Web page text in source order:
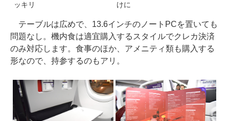
ッキリ
けに
テーブルは広めで、13.6インチのノートPCを置いても
問題なし。機内食は適宜購入するスタイルでクレカ決済
のみ対応します。食事のほか、アメニティ類も購入する
形なので、持参するのもアリ。